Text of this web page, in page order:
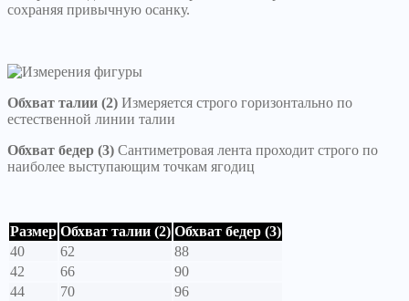
сохраняя привычную осанку.
Обхват талии (2) Измеряется строго горизонтально по
естественной линии талии
Обхват бедер (3) Сантиметровая лента проходит строго по
наиболее выступающим точкам ягодиц
Размер Обхват талии (2) Обхват бедер (3)
40
62
88
42
66
90
44
70
96